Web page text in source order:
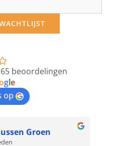
beoordelingen
gle
op
Groen